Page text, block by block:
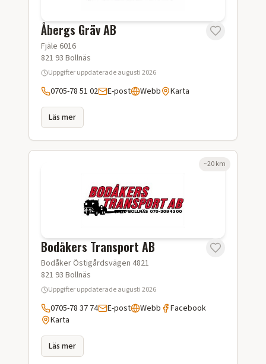
Åbergs Gräv AB
Fjäle 6016
821 93 Bollnäs
Uppgifter uppdateradeaugusti 2026
0705-78 51 02 E-post Webb Karta
Läs mer
Bodåkers Transport AB
Bodåker Östigårdsvägen 4821
821 93 Bollnäs
Uppgifter uppdateradeaugusti 2026
0705-78 37 74 E-post Webb
Facebook
Karta
Läs mer
~20km